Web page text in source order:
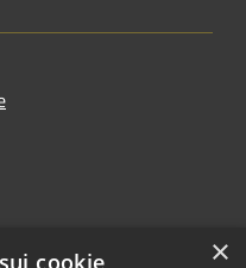
×
cookie